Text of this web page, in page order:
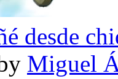
desde
Miguel